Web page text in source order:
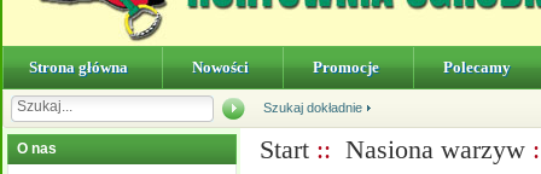
Strona główna Nowości Promocje Polecamy
Szukaj dokładnie
O nas Start:: Nasiona warzyw